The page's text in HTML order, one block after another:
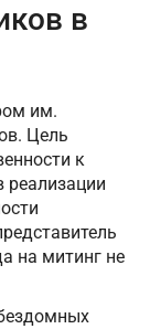
в
им.
Цель
к
реализации
на митинг не